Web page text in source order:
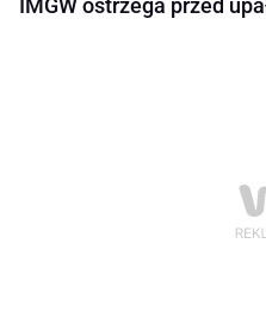
IMGW ostrzega przed